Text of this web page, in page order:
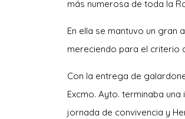
más numerosa de toda la
En ella se mantuvo un gran
mereciendo para el criterio
Con la entrega de
Excmo. Ayto. terminaba una
jornada de convivencia y